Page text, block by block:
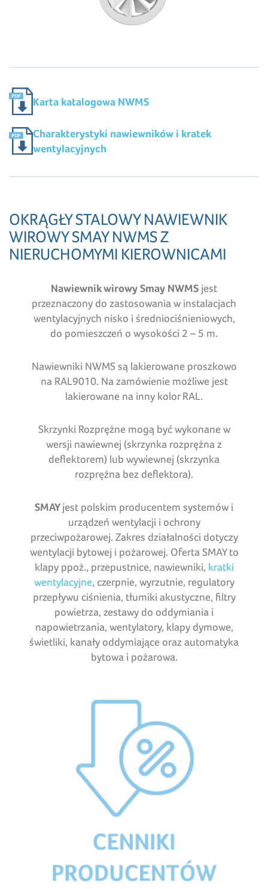
Karta katalogowa NWMS
Charakterystyki nawiewników i kratek
wentylacyjnych
OKRĄGŁY STALOWY NAWIEWNIK
WIROWY SMAY NWMS Z
NIERUCHOMYMI KIEROWNICAMI
Nawiewnik wirowy Smay NWMS jest
przeznaczony do zastosowania w instalacjach
wentylacyjnych nisko i średniociśnieniowych,
do pomieszczeń o wysokości 2 – 5 m.
Nawiewniki NWMS są lakierowane proszkowo
na RAL9010. Na zamówienie możliwe jest
lakierowane na inny kolor RAL.
Skrzynki Rozprężne mogą być wykonane w
wersji nawiewnej (skrzynka rozprężna z
deflektorem) lub wywiewnej (skrzynka
rozprężna bez deflektora).
SMAYjest polskim producentem systemów i
urządzeń wentylacji i ochrony
przeciwpożarowej. Zakres działalności dotyczy
wentylacji bytowej i pożarowej. Oferta SMAY to
klapy ppoż., przepustnice, nawiewniki, kratki
wentylacyjne, czerpnie, wyrzutnie, regulatory
przepływu ciśnienia, tłumiki akustyczne, filtry
powietrza, zestawy do oddymiania i
napowietrzania, wentylatory, klapy dymowe,
świetliki, kanały oddymiające oraz automatyka
bytowa i pożarowa.